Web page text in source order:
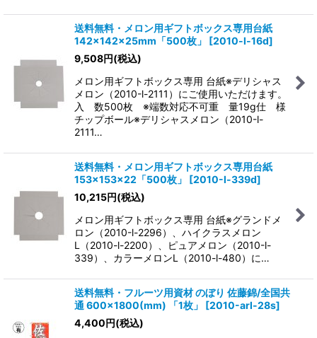
送料無料・メロン用ギフトボックス専用台紙
142×142×25mm「500枚」
[2010-l-16d]
9,508円(税込)
メロン用ギフトボックス専用 台紙※デリシャス
メロン（2010-l-2111）にご使用いただけます。
入 数500枚 ※端数対応不可重 量19g仕 様
チップボール※デリシャスメロン（2010-l-
2111…
送料無料・メロン用ギフトボックス専用台紙
153×153×22「500枚」
[2010-l-339d]
10,215円(税込)
メロン用ギフトボックス専用 台紙※グランドメ
ロン（2010-l-2296）、ハイクラスメロン
L（2010-l-2200）、ピュアメロン（2010-l-
339）、カラーメロンL（2010-l-480）に…
送料無料・フルーツ用資材 のぼり 佐藤錦/全国共
通 600×1800(mm) 「1枚」
[2010-arl-28s]
4,400円(税込)